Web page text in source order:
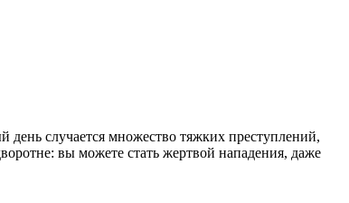
случается множество тяжких преступлений,
вы можете стать жертвой нападения, даже